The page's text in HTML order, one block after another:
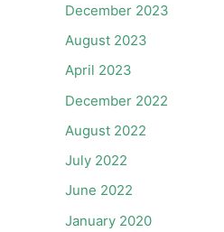
December 2023
August 2023
April 2023
December 2022
August 2022
July 2022
June 2022
January 2020